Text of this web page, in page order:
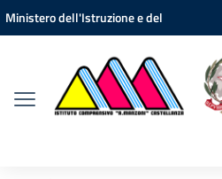
Vai ai contenuti
Vai al menu di navigazione
Vai al footer
Ministero dell'Istruzione e del